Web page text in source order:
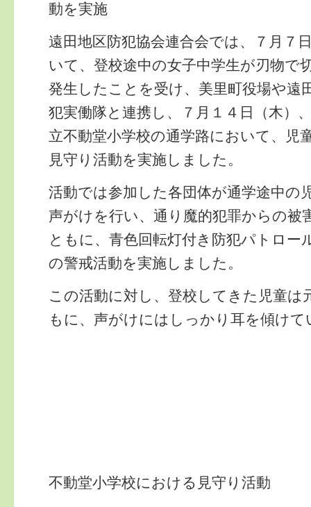
動を実施
遠田地区防犯協会連合会では、７月７
いて、登校途中の女子中学生が刃物で
発生したことを受け、美里町役場や遠
犯実働隊と連携し、７月１４日（木）
立不動堂小学校の通学路において、児
見守り活動を実施しました。
活動では参加した各団体が通学途中の
声がけを行い、通り魔的犯罪からの被
ともに、青色回転灯付き防犯パトロー
の警戒活動を実施しました。
この活動に対し、登校してきた児童は
もに、声がけにはしっかり耳を傾けて
不動堂小学校における見守り活動